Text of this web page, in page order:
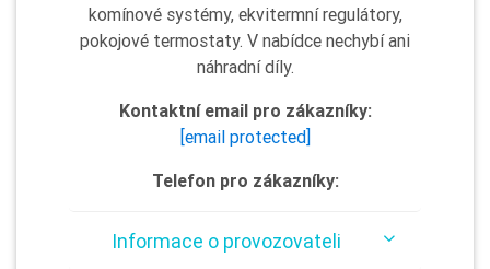
komínové systémy, ekvitermní regulátory,
pokojové termostaty. V nabídce nechybí ani
náhradní díly.
Kontaktní email pro zákazníky:
[email protected]
Telefon pro zákazníky:
Informace o provozovateli